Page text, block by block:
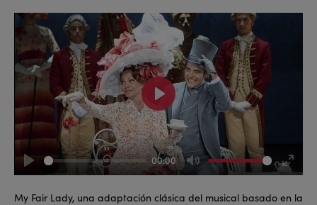
My Fair Lady, una adaptación clásica del musical basado en la
Play
00:00
Mute
Enter
Play